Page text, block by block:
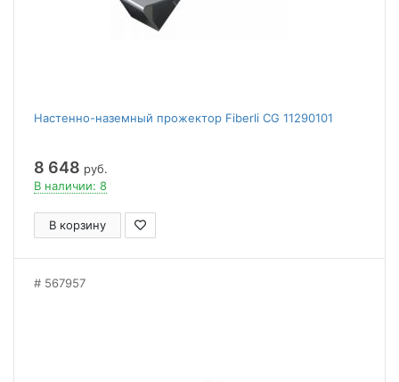
Настенно-наземный прожектор Fiberli CG 11290101
8 648 руб.
В наличии: 8
В корзину
567957